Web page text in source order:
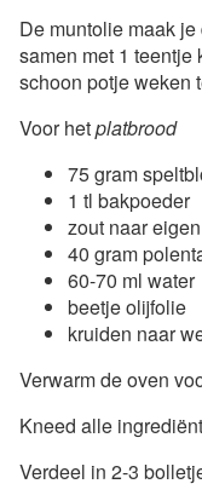
De muntolie maak
samen met 1 teentje
schoon potje weken
Voor hetplatbrood
75 gram
1 tl bakpoeder
zout naar
40 gram
60-70 ml water
beetje olijfolie
kruiden naar
Verwarm de oven
Kneed alle
Verdeel in 2-3